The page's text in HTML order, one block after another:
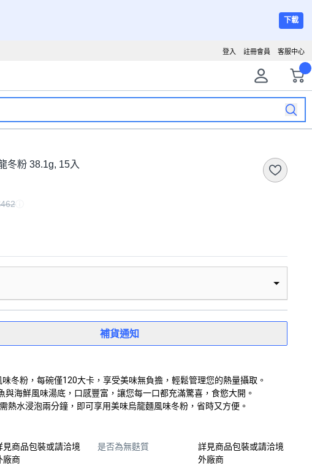
下載
客服中心
註冊會員
登入
冬粉 38.1g, 15入
補貨通知
冬粉，每碗僅120大卡，享受美味無負擔，輕鬆管理您的熱量攝取。
與海鮮風味湯底，口感豐富，讓您每一口都充滿驚喜，食慾大開。
熱水浸泡兩分鐘，即可享用美味烏龍麵風味冬粉，省時又方便。
見商品包裝或請洽境
廠商
是否為無麩質
詳見商品包裝或請洽境
外廠商